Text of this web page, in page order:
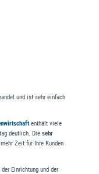
und ist sehr einfach
enthält viele
deutlich. Die sehr
Zeit für Ihre Kunden
Einrichtung und der